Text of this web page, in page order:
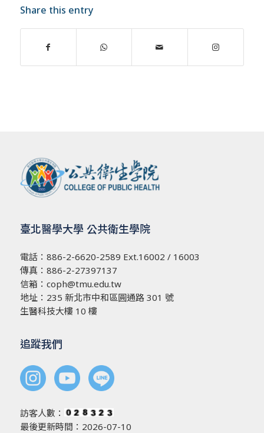
Share this entry
臺北醫學大學 公共衛生學院
電話： 886-2-6620-2589 Ext.16002 / 16003
傳真：886-2-27397137
信箱： coph@tmu.edu.tw
地址： 235 新北市中和區圓通路 301 號
生醫科技大樓 10 樓
追蹤我們
訪客人數：
最後更新時間：2026-07-10